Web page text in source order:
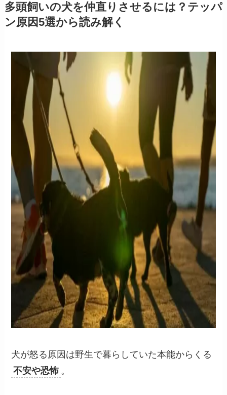
多頭飼いの犬を仲直りさせるには？テッパ
ン原因5選から読み解く
犬が怒る原因は野生で暮らしていた本能からくる
不安や恐怖 。